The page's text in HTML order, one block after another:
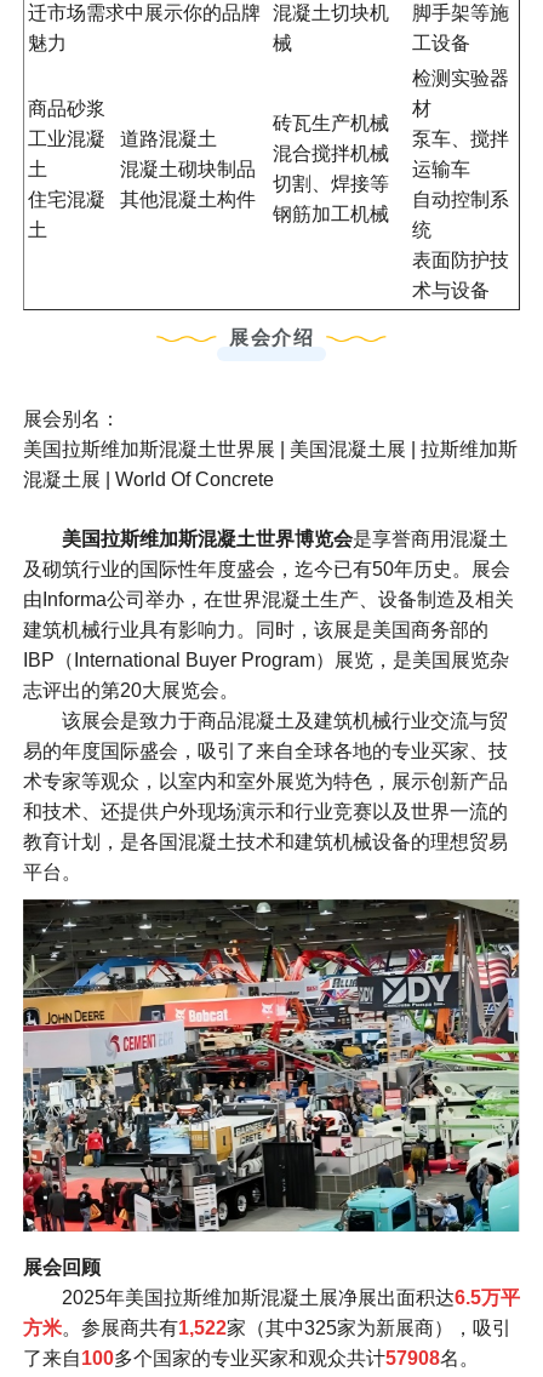
迁市场需求中展示你的品牌
魅力
混凝土切块机
械
脚手架等施
工设备
商品砂浆
工业混凝
土
住宅混凝
土
道路混凝土
混凝土砌块制品
其他混凝土构件
砖瓦生产机械
混合搅拌机械
切割、焊接等
钢筋加工机械
检测实验器
材
泵车、搅拌
运输车
自动控制系
统
表面防护技
术与设备
展会介绍
展会别名：
美国拉斯维加斯混凝土世界展 | 美国混凝土展 | 拉斯维加斯
混凝土展 | World Of Concrete
美国拉斯维加斯混凝土世界博览会是享誉商用混凝土
及砌筑行业的国际性年度盛会，迄今已有50年历史。展会
由Informa公司举办，在世界混凝土生产、设备制造及相关
建筑机械行业具有影响力。同时，该展是美国商务部的
IBP（International Buyer Program）展览，是美国展览杂
志评出的第20大展览会。
该展会是致力于商品混凝土及建筑机械行业交流与贸
易的年度国际盛会，吸引了来自全球各地的专业买家、技
术专家等观众，以室内和室外展览为特色，展示创新产品
和技术、还提供户外现场演示和行业竞赛以及世界一流的
教育计划，是各国混凝土技术和建筑机械设备的理想贸易
平台。
展会回顾
2025年美国拉斯维加斯混凝土展净展出面积达6.5万平
方米。参展商共有1,522家（其中325家为新展商），吸引
了来自100多个国家的专业买家和观众共计57908名。